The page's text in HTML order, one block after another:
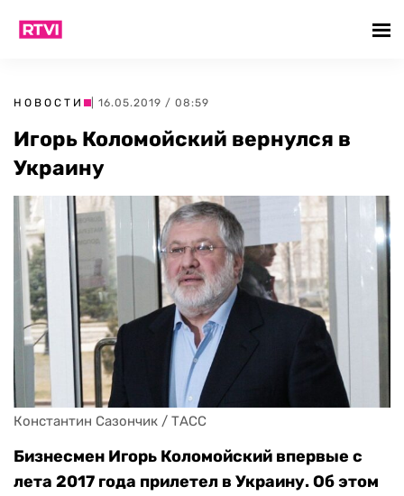
НОВОСТИ | 16.05.2019 / 08:59
Игорь Коломойский вернулся в
Украину
Константин Сазончик / ТАСС
Бизнесмен Игорь Коломойский впервые с
лета 2017 года прилетел в Украину. Об этом